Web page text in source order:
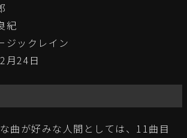
紀
ジックレイン
月24日
曲が好みな人間としては、11曲目